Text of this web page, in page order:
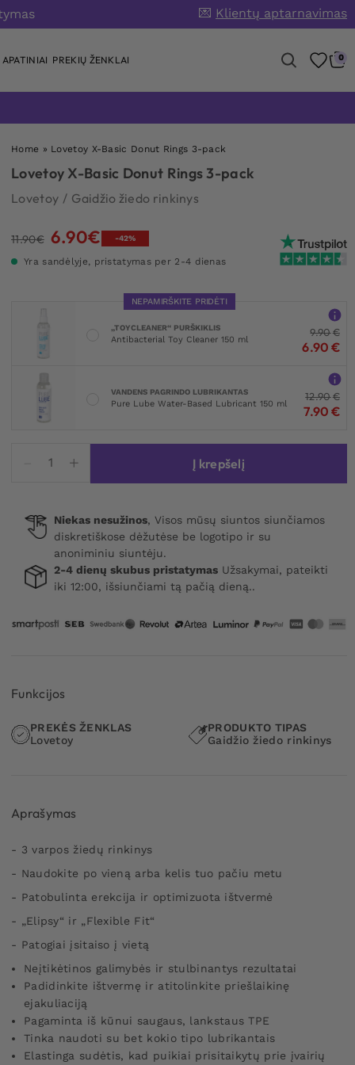
💌 Klientų aptarnavimas
PREKIŲ ŽENKLAI 0
Home » Lovetoy X-Basic Donut Rings 3-pack
Lovetoy X-Basic Donut Rings 3-pack
Lovetoy / Gaidžio žiedo rinkinys
11.90€ Original
was:
6.90€ Current
-42%
Yra sandėlyje, pristatymas per 2-4 dienas
NEPAMIRŠKITE PRIDĖTI
„TOYCLEANER“ PURŠKIKLIS
Antibacterial Toy Cleaner 150 ml
9.90€
6.90 €
VANDENS PAGRINDO LUBRIKANTAS
Pure Lube Water-Based Lubricant 150 ml
12.90€
7.90 €
kiekis:
Basic
Donut
Rings
3-
Į krepšelį
Niekas nesužinos, Visos mūsų siuntos siunčiamos
diskretiškose dėžutėse be logotipo ir su
anoniminiu siuntėju.
2-4 dienų skubus pristatymas Užsakymai, pateikti
iki 12:00, išsiunčiami tą pačią dieną..
Funkcijos
PREKĖS ŽENKLAS
Lovetoy
PRODUKTO TIPAS
Gaidžio žiedo rinkinys
Aprašymas
- 3 varpos žiedų rinkinys
- Naudokite po vieną arba kelis tuo pačiu metu
- Patobulinta erekcija ir optimizuota ištvermė
- „Elipsy“ ir „Flexible Fit“
- Patogiai įsitaiso į vietą
Neįtikėtinos galimybės ir stulbinantys rezultatai
Padidinkite ištvermę ir atitolinkite priešlaikinę
ejakuliaciją
Pagaminta iš kūnui saugaus, lankstaus TPE
Tinka naudoti su bet kokio tipo lubrikantais
Elastinga sudėtis, kad puikiai prisitaikytų prie įvairių